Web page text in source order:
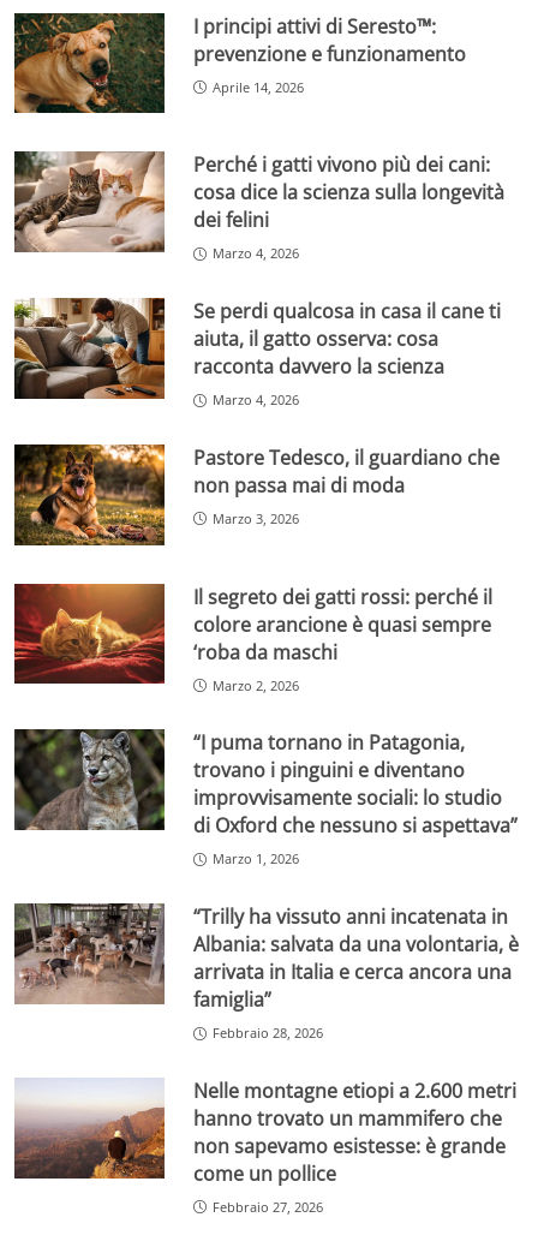
I principi attivi di Seresto™:
prevenzione e funzionamento
Aprile 14, 2026
Perché i gatti vivono più dei cani:
cosa dice la scienza sulla longevità
dei felini
Marzo 4, 2026
Se perdi qualcosa in casa il cane ti
aiuta, il gatto osserva: cosa
racconta davvero la scienza
Marzo 4, 2026
Pastore Tedesco, il guardiano che
non passa mai di moda
Marzo 3, 2026
Il segreto dei gatti rossi: perché il
colore arancione è quasi sempre
‘roba da maschi
Marzo 2, 2026
“I puma tornano in Patagonia,
trovano i pinguini e diventano
improvvisamente sociali: lo studio
di Oxford che nessuno si aspettava”
Marzo 1, 2026
“Trilly ha vissuto anni incatenata in
Albania: salvata da una volontaria, è
arrivata in Italia e cerca ancora una
famiglia”
Febbraio 28, 2026
Nelle montagne etiopi a 2.600 metri
hanno trovato un mammifero che
non sapevamo esistesse: è grande
come un pollice
Febbraio 27, 2026